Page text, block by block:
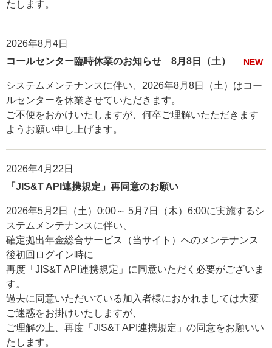
たします。
2026年8月4日
コールセンター臨時休業のお知らせ 8月8日（土）
NEW
システムメンテナンスに伴い、2026年8月8日（土）はコー
ルセンターを休業させていただきます。
ご不便をおかけいたしますが、何卒ご理解いたただきます
ようお願い申し上げます。
2026年4月22日
「JIS&T API連携規定」再同意のお願い
2026年5月2日（土）0:00～ 5月7日（木）6:00に実施するシ
ステムメンテナンスに伴い、
確定拠出年金総合サービス（当サイト）へのメンテナンス
後初回ログイン時に
再度「JIS&T API連携規定」に同意いただく必要がございま
す。
過去に同意いただいている加入者様におかれましては大変
ご迷惑をお掛けいたしますが、
ご理解の上、再度「JIS&T API連携規定」の同意をお願いい
たします。